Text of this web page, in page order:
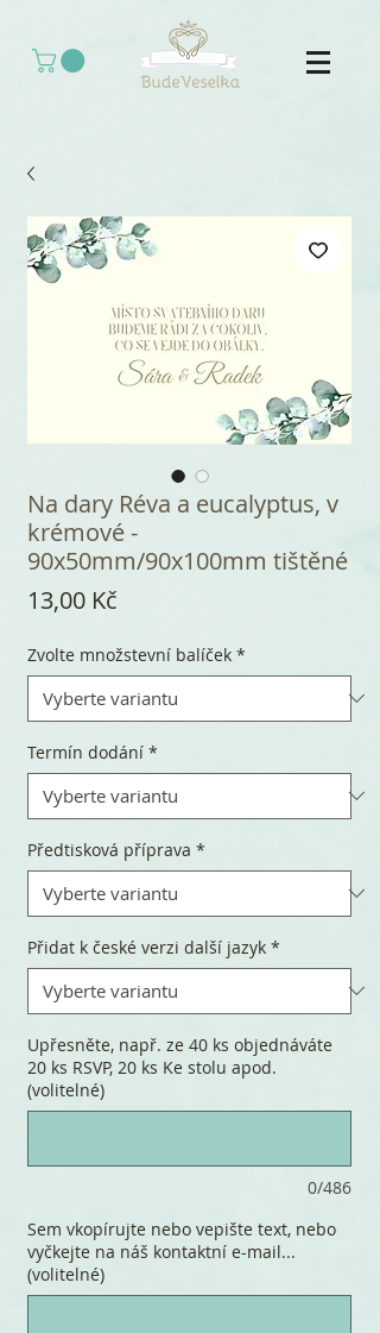
Na dary Réva a eucalyptus, v
krémové -
90x50mm/90x100mm tištěné
13,00 Kč
Zvolte množstevní balíček *
Termín dodání *
Předtisková příprava *
Přidat k české verzi další jazyk *
Upřesněte, např. ze 40 ks objednáváte
20 ks RSVP, 20 ks Ke stolu apod.
(volitelné)
0/486
Sem vkopírujte nebo vepište text, nebo
vyčkejte na náš kontaktní e-mail...
(volitelné)